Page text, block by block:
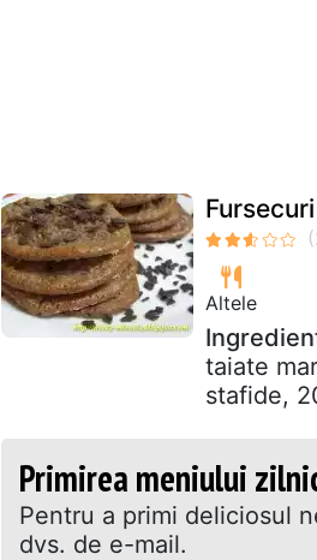
Altele
taiate
stafide,
Primirea meniului
Pentru a primi deliciosul
dvs. de e-mail.